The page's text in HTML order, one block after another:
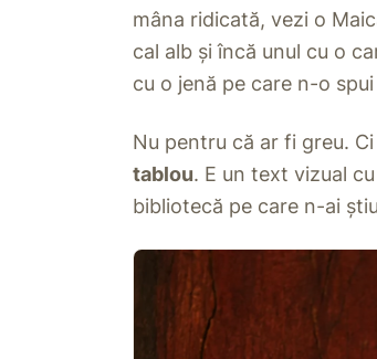
mâna ridicată, vezi o
cal alb și încă unul cu o
cu o jenă pe care n-o
Nu pentru că ar fi greu.
tablou. E un text vizual
bibliotecă pe care n-ai